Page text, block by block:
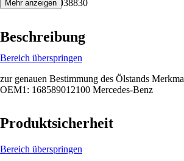
4048769038830
Mehr anzeigen
Beschreibung
Bereich überspringen
zur genauen Bestimmung des Ölstands
OEM1: 168589012100 Mercedes-Benz
Produktsicherheit
Bereich überspringen